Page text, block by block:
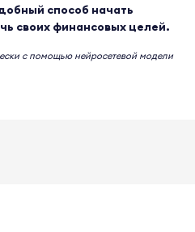
способ начать
своих финансовых целей.
с помощью нейросетевой модели